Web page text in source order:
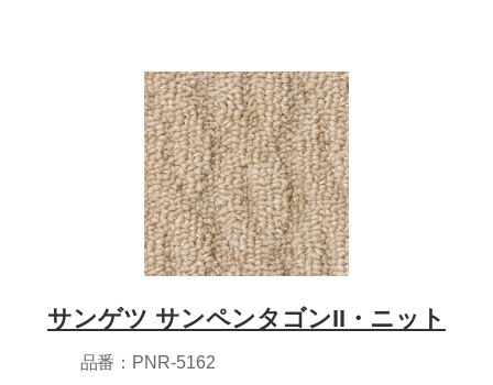
サンゲツ サンペンタゴンII・ニット
品番：PNR-5162